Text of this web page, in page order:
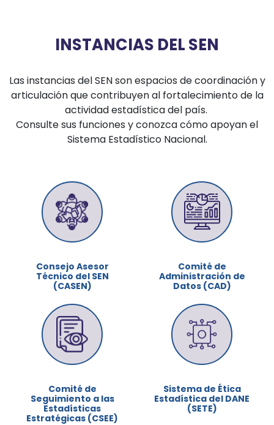
INSTANCIAS DEL SEN
Las instancias del SEN son espacios de coordinación y
articulación que contribuyen al fortalecimiento de la
actividad estadística del país.
Consulte sus funciones y conozca cómo apoyan el
Sistema Estadístico Nacional.
Consejo Asesor
Técnico del SEN
(CASEN)
Comité de
Administración de
Datos (CAD)
Comité de
Seguimiento a las
Estadísticas
Estratégicas (CSEE)
Sistema de Ética
Estadística del DANE
(SETE)